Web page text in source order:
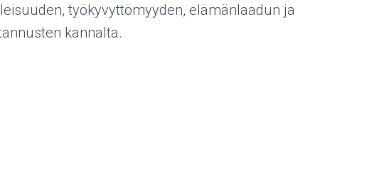
työkyvyttömyyden, elämänlaadun ja
kannalta.